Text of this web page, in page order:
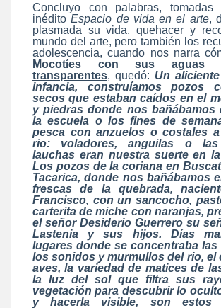
Concluyo con palabras,
inéditoEspacio de vida en el arte,
plasmada su vida, quehacer y
mundo del arte, pero también los
adolescencia, cuando nos narra
Mocotíes con sus aguas
transparentes, quedó: Un
infancia, construíamos pozos
secos que estaban caídos en el
y piedras donde nos bañábamos
la escuela o los fines de
pesca con anzuelos o costales
rio: voladores, anguilas o las
lauchas eran nuestra suerte en
Los pozos de la coriana en
Tacarica, donde nos bañábamos
frescas de la quebrada,
Francisco, con un sancocho,
carterita de miche con naranjas,
el señor Desiderio Guerrero su
Lastenia y sus hijos. Días
lugares donde se concentraba las
los sonidos y murmullos del rio, el
aves, la variedad de matices de
la luz del sol que filtra sus
vegetación para descubrir lo
y hacerla visible, son estos